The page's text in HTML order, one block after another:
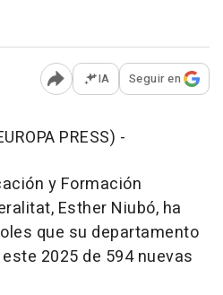
Abrir opciones para
IA Seguir en
PRESS) -
y Formación
Esther Niubó, ha
que su departamento
2025 de 594 nuevas